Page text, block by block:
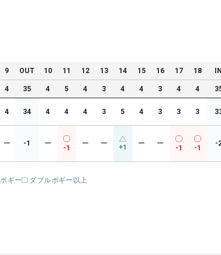
9 OUT 10 11 12 13 14 15 16 17 18
4 35 4 5 4 3 4 4 3 4 4
4 34 4 4 4 3 5 4 3 3 3
ー -1 ー
-1
ー ー +1 ー ー
-1 -1
-
ボギー ダブルボギー以上